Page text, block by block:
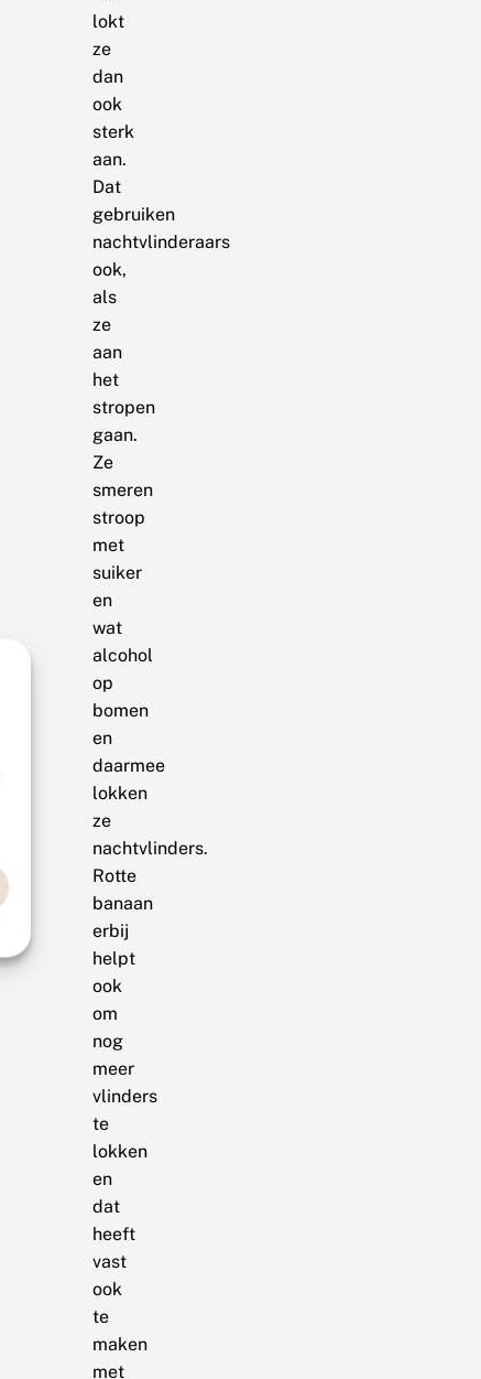
lokt
ze
dan
ook
sterk
aan.
Dat
gebruiken
nachtvlinderaars
ook,
als
ze
aan
het
stropen
gaan.
Ze
smeren
stroop
met
suiker
en
wat
alcohol
op
bomen
en
daarmee
lokken
ze
nachtvlinders.
Rotte
banaan
erbij
helpt
ook
om
nog
meer
vlinders
te
lokken
en
dat
heeft
vast
ook
te
maken
met